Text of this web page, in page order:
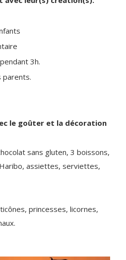
3h.
parents.
le goûter et la décoration
sans gluten, 3 boissons,
assiettes, serviettes,
princesses, licornes,